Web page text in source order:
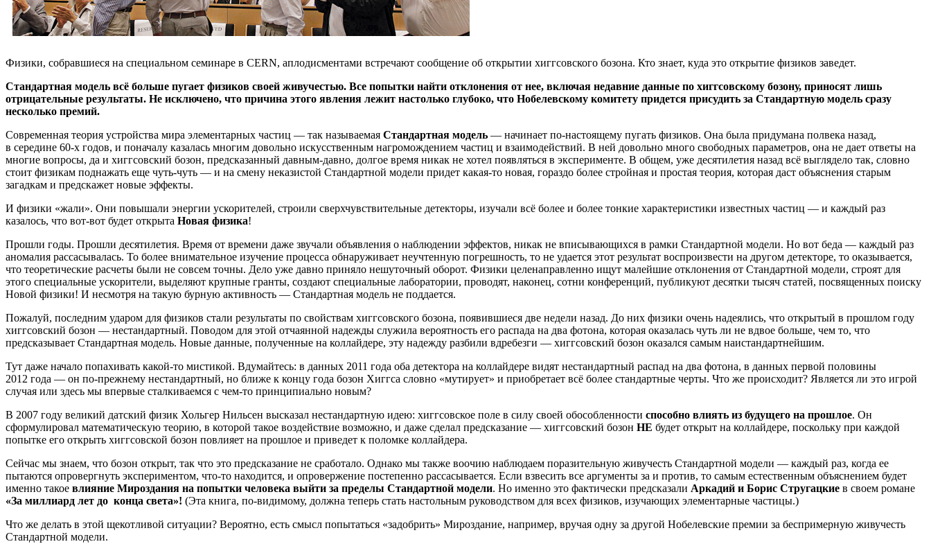
Физики, собравшиеся на специальном семинаре в CERN, аплодисментами встречают сообщение об открытии хиггсовского бозона. Кто знает, куда это открытие физиков заведет.
Стандартная модель всё больше пугает физиков своей живучестью. Все попытки найти отклонения от нее, включая недавние данные по хиггсовскому бозону, приносят лишь
отрицательные результаты. Не исключено, что причина этого явления лежит настолько глубоко, что Нобелевскому комитету придется присудить за Стандартную модель сразу
несколько премий.
Современная теория устройства мира элементарных частиц — так называемая Стандартная модель — начинает по-настоящему пугать физиков. Она была придумана полвека назад,
в середине 60-х годов, и поначалу казалась многим довольно искусственным нагромождением частиц и взаимодействий. В ней довольно много свободных параметров, она не дает ответы на
многие вопросы, да и хиггсовский бозон, предсказанный давным-давно, долгое время никак не хотел появляться в эксперименте. В общем, уже десятилетия назад всё выглядело так, словно
стоит физикам поднажать еще чуть-чуть — и на смену неказистой Стандартной модели придет какая-то новая, гораздо более стройная и простая теория, которая даст объяснения старым
загадкам и предскажет новые эффекты.
И физики «жали». Они повышали энергии ускорителей, строили сверхчувствительные детекторы, изучали всё более и более тонкие характеристики известных частиц — и каждый раз
казалось, что вот-вот будет открыта Новая физика!
Прошли годы. Прошли десятилетия. Время от времени даже звучали объявления о наблюдении эффектов, никак не вписывающихся в рамки Стандартной модели. Но вот беда — каждый раз
аномалия рассасывалась. То более внимательное изучение процесса обнаруживает неучтенную погрешность, то не удается этот результат воспроизвести на другом детекторе, то оказывается,
что теоретические расчеты были не совсем точны. Дело уже давно приняло нешуточный оборот. Физики целенаправленно ищут малейшие отклонения от Стандартной модели, строят для
этого специальные ускорители, выделяют крупные гранты, создают специальные лаборатории, проводят, наконец, сотни конференций, публикуют десятки тысяч статей, посвященных поиску
Новой физики! И несмотря на такую бурную активность — Стандартная модель не поддается.
Пожалуй, последним ударом для физиков стали результаты по свойствам хиггсовского бозона, появившиеся две недели назад. До них физики очень надеялись, что открытый в прошлом году
хиггсовский бозон — нестандартный. Поводом для этой отчаянной надежды служила вероятность его распада на два фотона, которая оказалась чуть ли не вдвое больше, чем то, что
предсказывает Стандартная модель. Новые данные, полученные на коллайдере, эту надежду разбили вдребезги — хиггсовский бозон оказался самым наистандартнейшим.
Тут даже начало попахивать какой-то мистикой. Вдумайтесь: в данных 2011 года оба детектора на коллайдере видят нестандартный распад на два фотона, в данных первой половины
2012 года — он по-прежнему нестандартный, но ближе к концу года бозон Хиггса словно «мутирует» и приобретает всё более стандартные черты. Что же происходит? Является ли это игрой
случая или здесь мы впервые сталкиваемся с чем-то принципиально новым?
В 2007 году великий датский физик Хольгер Нильсен высказал нестандартную идею: хиггсовское поле в силу своей обособленности способно влиять из будущего на прошлое. Он
сформулировал математическую теорию, в которой такое воздействие возможно, и даже сделал предсказание — хиггсовский бозон НЕ будет открыт на коллайдере, поскольку при каждой
попытке его открыть хиггсовской бозон повлияет на прошлое и приведет к поломке коллайдера.
Сейчас мы знаем, что бозон открыт, так что это предсказание не сработало. Однако мы также воочию наблюдаем поразительную живучесть Стандартной модели — каждый раз, когда ее
пытаются опровергнуть экспериментом, что-то находится, и опровержение постепенно рассасывается. Если взвесить все аргументы за и против, то самым естественным объяснением будет
именно такое влияние Мироздания на попытки человека выйти за пределы Стандартной модели. Но именно это фактически предсказали Аркадий и Борис Стругацкие в своем романе
«За миллиард лет до конца света»! (Эта книга, по-видимому, должна теперь стать настольным руководством для всех физиков, изучающих элементарные частицы.)
Что же делать в этой щекотливой ситуации? Вероятно, есть смысл попытаться «задобрить» Мироздание, например, вручая одну за другой Нобелевские премии за беспримерную живучесть
Стандартной модели.